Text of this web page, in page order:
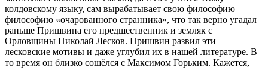
колдовскому языку, сам вырабатывает свою философию –
философию «очарованного странника», что так верно угадал
раньше Пришвина его предшественник и земляк с
Орловщины Николай Лесков. Пришвин развил эти
лесковские мотивы и даже углубил их в нашей литературе. В
то время он близко сошёлся с Максимом Горьким. Кажется,